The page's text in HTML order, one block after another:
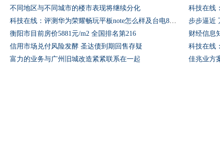
不同地区与不同城市的楼市表现将继续分化
科技在线：评测华为荣耀畅玩平板note怎么样及台电8英寸X80HD平板多少钱
步步逼近
衡阳市目前房价5881元/m2 全国排名第216
财经信息
信用市场兑付风险发酵 圣达债到期回售存疑
富力的业务与广州旧城改造紧紧联系在一起
佳兆业方